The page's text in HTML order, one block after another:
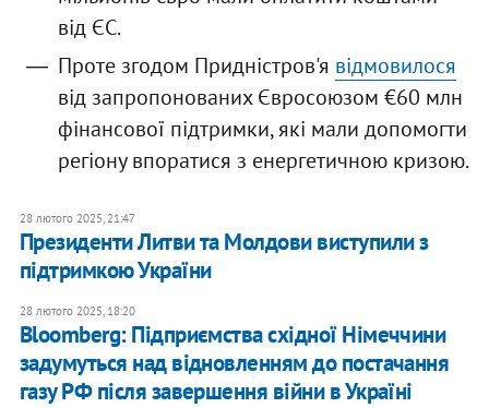
від ЄС.
Проте згодом Придністров'я відмовилося
від запропонованих Євросоюзом €60 млн
фінансової підтримки, які мали допомогти
регіону впоратися з енергетичною кризою.
28 лютого 2025, 21:47
Президенти Литви та Молдови виступили з
підтримкою України
28 лютого 2025, 18:20
Bloomberg: Підприємства східної Німеччини
задумуться над відновленням до постачання
газу РФ після завершення війни в Україні